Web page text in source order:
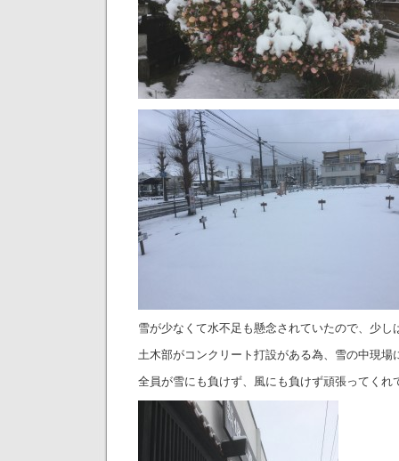
雪が少なくて水不足も懸念されていたので、少し
土木部がコンクリート打設がある為、雪の中現場
全員が雪にも負けず、風にも負けず頑張ってくれ